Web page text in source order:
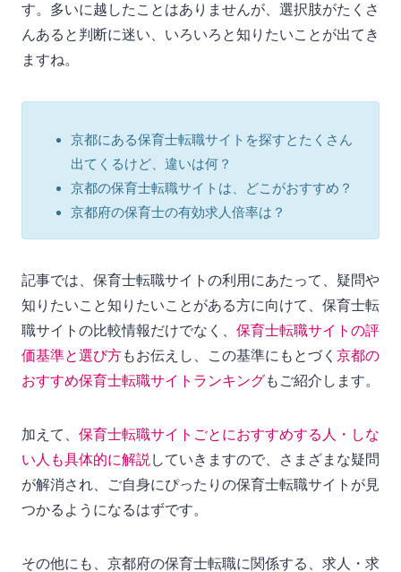
す。多いに越したことはありませんが、選択肢がたくさ
んあると判断に迷い、いろいろと知りたいことが出てき
ますね。
京都にある保育士転職サイトを探すとたくさん
出てくるけど、違いは何？
京都の保育士転職サイトは、どこがおすすめ？
京都府の保育士の有効求人倍率は？
記事では、保育士転職サイトの利用にあたって、疑問や
知りたいこと知りたいことがある方に向けて、保育士転
職サイトの比較情報だけでなく、 保育士転職サイトの評
価基準と選び方もお伝えし、この基準にもとづく 京都の
おすすめ保育士転職サイトランキングもご紹介します。
加えて、 保育士転職サイトごとにおすすめする人・しな
い人も具体的に解説 していきますので、さまざまな疑問
が解消され、ご自身にぴったりの保育士転職サイトが見
つかるようになるはずです。
その他にも、京都府の保育士転職に関係する、求人・求